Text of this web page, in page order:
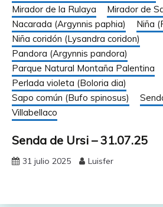
Mirador de la Rulaya
Mirador de
Nacarada (Argynnis paphia)
Niña
Niña coridón (Lysandra coridon)
Pandora (Argynnis pandora)
Parque Natural Montaña Palentina
Perlada violeta (Boloria dia)
Sapo común (Bufo spinosus)
Villabellaco
Senda de Ursi – 31.07.25
31 julio 2025 Luisfer